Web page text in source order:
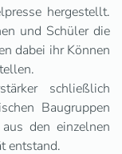
hergestellt.
und Schüler die
dabei ihr Können
schließlich
Baugruppen
den einzelnen
entstand.